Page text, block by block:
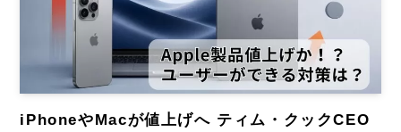
iPhoneやMacが値上げへ ティム・クックCEO